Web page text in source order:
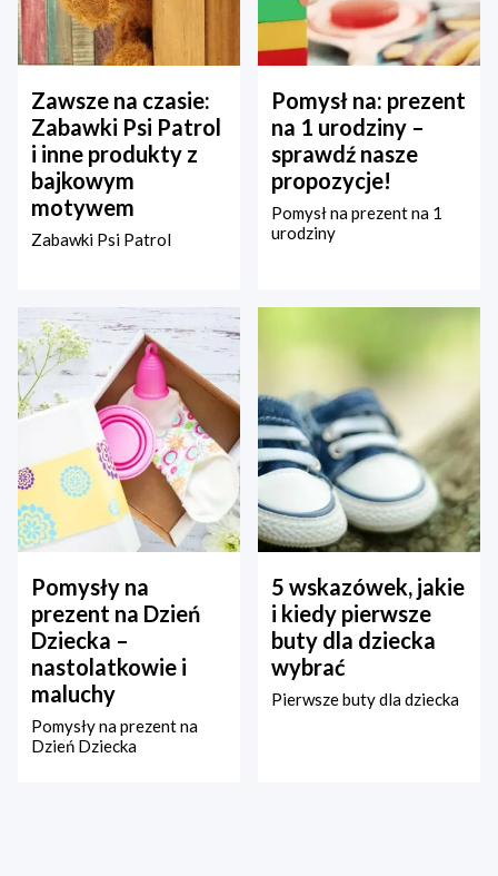
Zawsze na czasie:
Zabawki Psi Patrol
i inne produkty z
bajkowym
motywem
Zabawki Psi Patrol
Pomysł na: prezent
na 1 urodziny –
sprawdź nasze
propozycje!
Pomysł na prezent na 1
urodziny
Pomysły na
prezent na Dzień
Dziecka –
nastolatkowie i
maluchy
Pomysły na prezent na
Dzień Dziecka
5 wskazówek, jakie
i kiedy pierwsze
buty dla dziecka
wybrać
Pierwsze buty dla dziecka